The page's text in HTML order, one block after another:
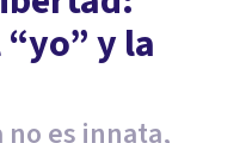
y la
es innata,